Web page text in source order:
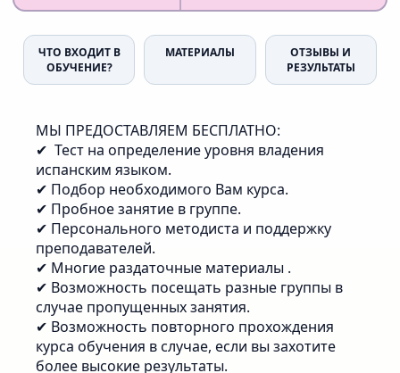
ЧТО ВХОДИТ В
ОБУЧЕНИЕ?
МАТЕРИАЛЫ
ОТЗЫВЫ И
РЕЗУЛЬТАТЫ
МЫ ПРЕДОСТАВЛЯЕМ БЕСПЛАТНО:
✔ Тест на определение уровня владения
испанским языком.
✔ Подбор необходимого Вам курса.
✔ Пробное занятие в группе.
✔ Персонального методиста и поддержку
преподавателей.
✔ Многие раздаточные материалы .
✔ Возможность посещать разные группы в
случае пропущенных занятия.
✔ Возможность повторного прохождения
курса обучения в случае, если вы захотите
более высокие результаты.